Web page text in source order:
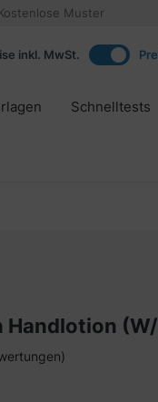
Muster
inkl. MwSt.
Schnelltests
Handlotion